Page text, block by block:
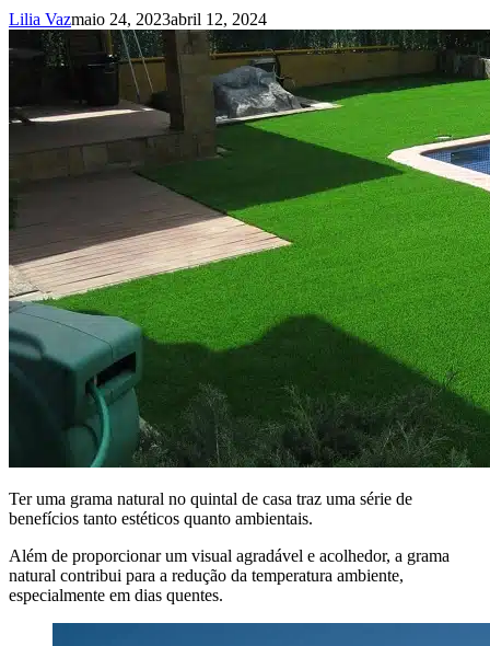
Lilia Vazmaio 24, 2023abril 12, 2024
Ter uma grama natural no quintal de casa traz uma série de
benefícios tanto estéticos quanto ambientais.
Além de proporcionar um visual agradável e acolhedor, a grama
natural contribui para a redução da temperatura ambiente,
especialmente em dias quentes.